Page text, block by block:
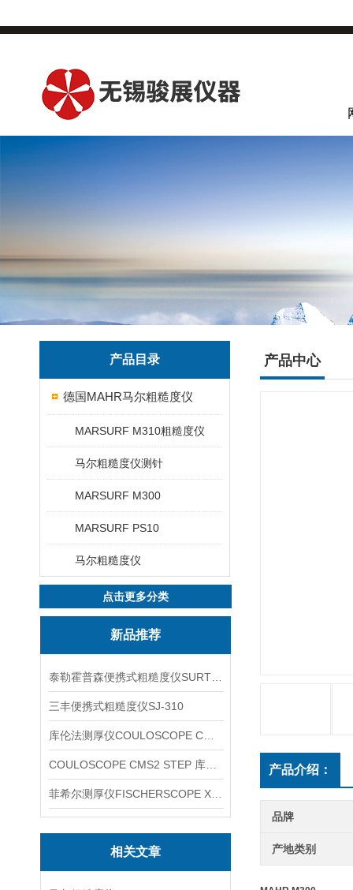
产品目录
德国MAHR马尔粗糙度仪
MARSURF M310粗糙度仪
马尔粗糙度仪测针
MARSURF M300
MARSURF PS10
马尔粗糙度仪
点击更多分类
新品推荐
三丰便携式粗糙度仪SJ-310
相关文章
产品中心
产品介绍：
品牌
产地类别